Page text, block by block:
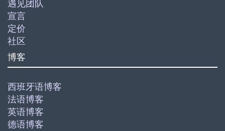
遇见团队
宣言
定价
社区
博客
西班牙语博客
法语博客
英语博客
德语博客